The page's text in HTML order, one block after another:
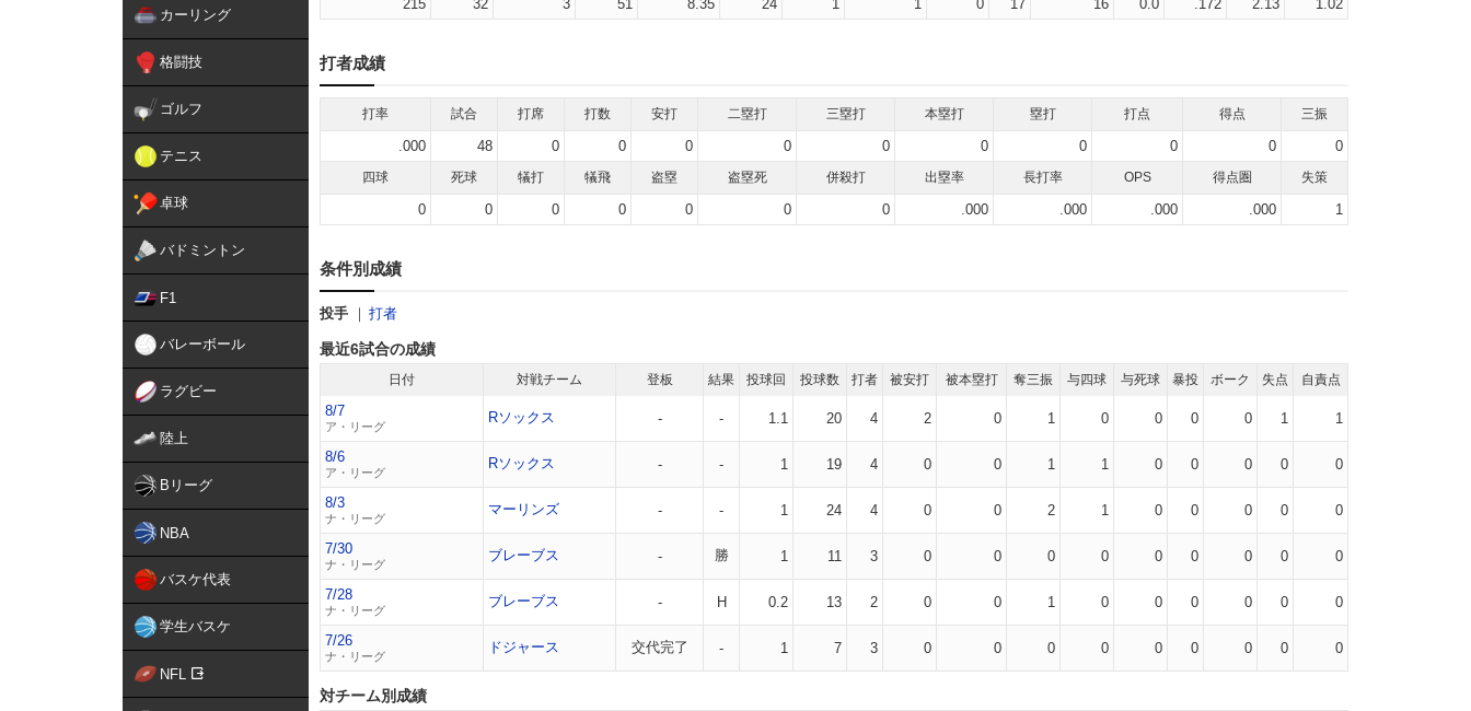
カーリング
格闘技
ゴルフ
テニス
卓球
バドミントン
F1
バレーボール
ラグビー
陸上
Bリーグ
NBA
バスケ代表
学生バスケ
NFL
215 32 3 51 8.35 24 1 1 0 17 16 0.0 .172 2.13 1.02
打者成績
打率 試合 打席 打数 安打 二塁打 三塁打 本塁打 塁打 打点 得点 三振
.000 48 0 0 0 0 0 0 0 0 0 0
四球 死球 犠打 犠飛 盗塁 盗塁死 併殺打 出塁率 長打率 OPS 得点圏 失策
0 0 0 0 0 0 0 .000 .000 .000 .000 1
条件別成績
投手 打者
最近6試合の成績
日付 対戦チーム 登板 結果 投球回 投球数 打者 被安打 被本塁打 奪三振 与四球 与死球 暴投 ボーク 失点 自責点
8/7
ア・リーグ
Rソックス - - 1.1 20 4 2 0 1 0 0 0 0 1 1
8/6
ア・リーグ
Rソックス - - 1 19 4 0 0 1 1 0 0 0 0 0
8/3
ナ・リーグ
マーリンズ - - 1 24 4 0 0 2 1 0 0 0 0 0
7/30
ナ・リーグ
ブレーブス - 勝 1 11 3 0 0 0 0 0 0 0 0 0
7/28
ナ・リーグ
ブレーブス - H 0.2 13 2 0 0 1 0 0 0 0 0 0
7/26
ナ・リーグ
ドジャース 交代完了 - 1 7 3 0 0 0 0 0 0 0 0 0
対チーム別成績